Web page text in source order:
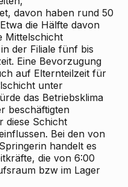
davon haben rund 50
die Hälfte davon
Mittelschicht
der Filiale fünf bis
Eine Bevorzugung
auf Elternteilzeit für
unter
das Betriebsklima
beschäftigten
diese Schicht
Bei den von
handelt es
die von 6:00
bzw im Lager